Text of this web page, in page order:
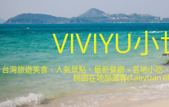
VIVIYU
台灣旅遊美食、人氣景點、最新餐廳、各地小吃
桃園在地部落客(Taoyuan